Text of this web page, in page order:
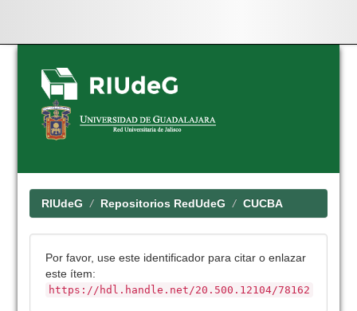
Skip
navigation
RIUdeG Repositorios RedUdeG CUCBA
Por favor, use este identificador para citar o enlazar
este ítem:
https://hdl.handle.net/20.500.12104/78162